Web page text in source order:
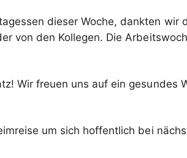
dieser Woche, dankten wir
von den Kollegen. Die
Wir freuen uns auf ein gesundes
um sich hoffentlich bei